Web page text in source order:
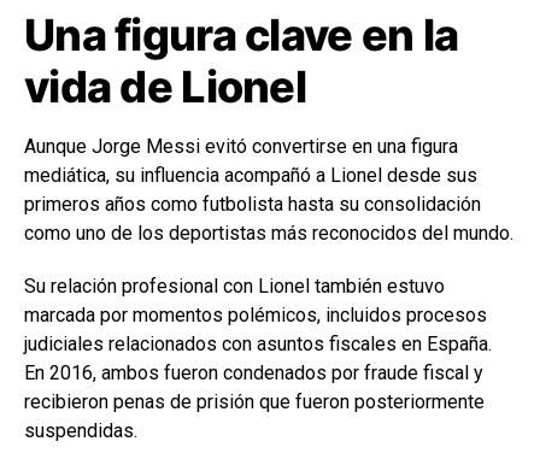
Una figura clave en la
vida de Lionel
Aunque Jorge Messi evitó convertirse en una figura
mediática, su influencia acompañó a Lionel desde sus
primeros años como futbolista hasta su consolidación
como uno de los deportistas más reconocidos del mundo.
Su relación profesional con Lionel también estuvo
marcada por momentos polémicos, incluidos procesos
judiciales relacionados con asuntos fiscales en España.
En 2016, ambos fueron condenados por fraude fiscal y
recibieron penas de prisión que fueron posteriormente
suspendidas.